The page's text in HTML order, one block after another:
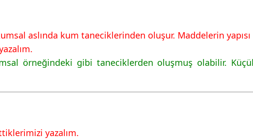
aslında kum taneciklerinden oluşur. Maddelerin
örneğindeki gibi taneciklerden oluşmuş olabilir.
yazalım.